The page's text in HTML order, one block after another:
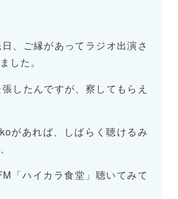
、ご縁があってラジオ出演さ
した。
したんですが、察してもらえ
があれば、しばらく聴けるみ
「ハイカラ食堂」聴いてみて